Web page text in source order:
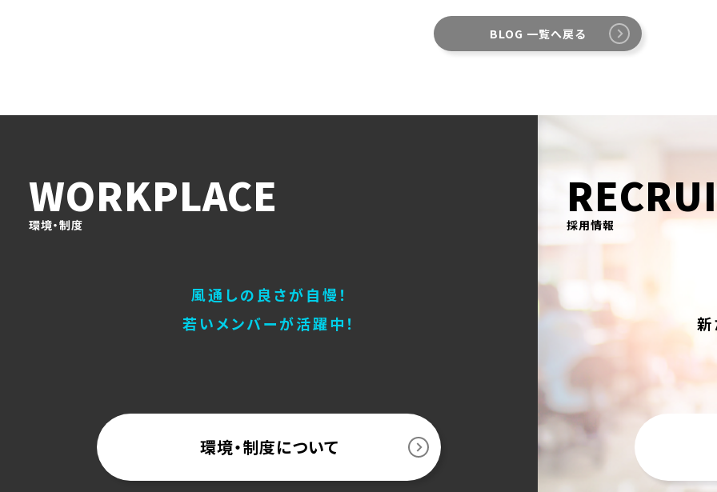
BLOG 一覧へ戻る
WORKPLACE
環境・制度
風通しの良さが自慢！
若いメンバーが活躍中！
環境・制度について
採用情報
新